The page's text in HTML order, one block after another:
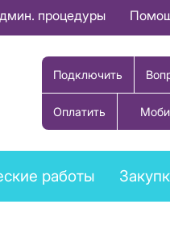
процедуры
Подключить
Оплатить
работы